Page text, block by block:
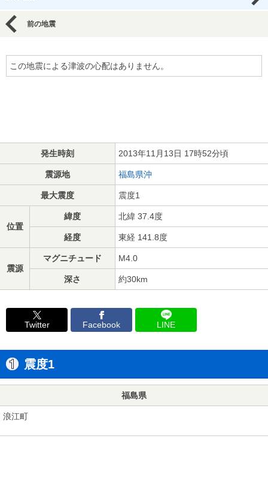
前の地震
この地震による津波の心配はありません。
発生時刻 2013年11月13日 17時52分頃
震源地 福島県沖
最大震度 震度1
位置
緯度 北緯 37.4度
経度 東経 141.8度
震源
マグニチュード M4.0
深さ 約30km
Twitter Facebook LINE
震度1
福島県
浪江町